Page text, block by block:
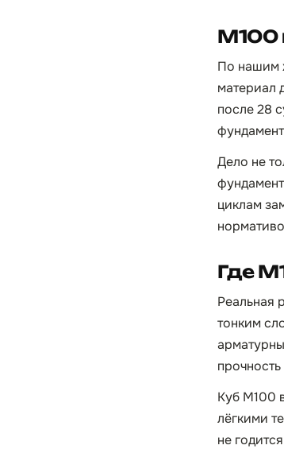
М100
По нашим
материал
после 28
Дело не
циклам
Где
Реальная
тонким
Куб М100
лёгкими
не